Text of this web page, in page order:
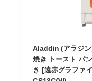
Aladdin (アラジン
焼き トースト パ
き [遠赤グラファ